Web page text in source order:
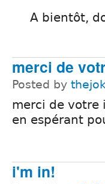
A bientôt,
merci de
Posted by
merci de
en espérant
i'm in!